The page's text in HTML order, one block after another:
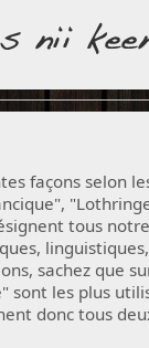
façons selon
tous notre
linguistiques,
sachez que
sont les plus
donc tous